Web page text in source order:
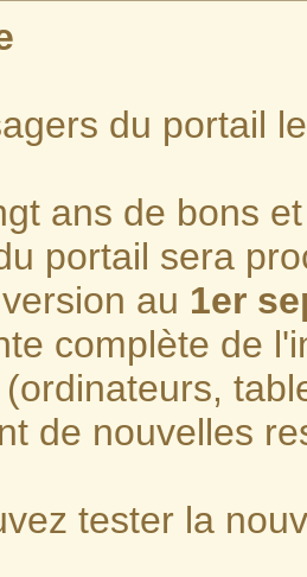
du portail
ans de bons
portail sera
au 1er
complète de
de nouvelles
tester la